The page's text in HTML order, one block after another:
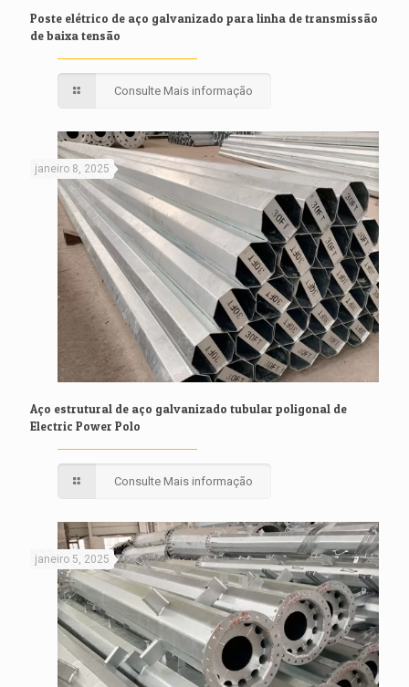
Poste elétrico de aço galvanizado para linha de transmissão
de baixa tensão
Consulte Mais informação
janeiro 8, 2025
Aço estrutural de aço galvanizado tubular poligonal de
Electric Power Polo
Consulte Mais informação
janeiro 5, 2025